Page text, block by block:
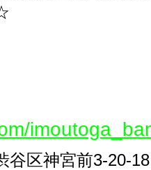
谷区神宮前3-20-